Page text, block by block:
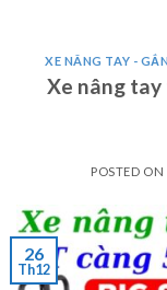
XE NÂNG TAY -
Xe nâng tay
POSTED ON
26
Th12